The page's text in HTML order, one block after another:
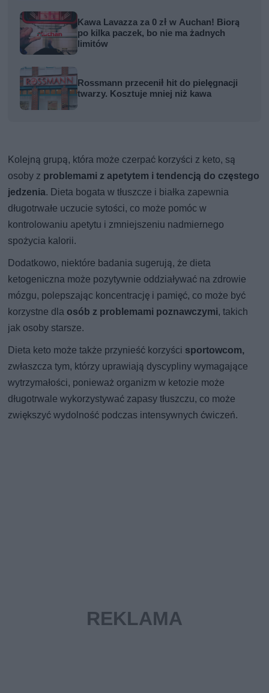
Kawa Lavazza za 0 zł w Auchan! Biorą
po kilka paczek, bo nie ma żadnych
limitów
Rossmann przecenił hit do pielęgnacji
twarzy. Kosztuje mniej niż kawa
Kolejną grupą, która może czerpać korzyści z keto, są
osoby z problemami z apetytem i tendencją do częstego
jedzenia. Dieta bogata w tłuszcze i białka zapewnia
długotrwałe uczucie sytości, co może pomóc w
kontrolowaniu apetytu i zmniejszeniu nadmiernego
spożycia kalorii.
Dodatkowo, niektóre badania sugerują, że dieta
ketogeniczna może pozytywnie oddziaływać na zdrowie
mózgu, polepszając koncentrację i pamięć, co może być
korzystne dla osób z problemami poznawczymi, takich
jak osoby starsze.
Dieta keto może także przynieść korzyści sportowcom,
zwłaszcza tym, którzy uprawiają dyscypliny wymagające
wytrzymałości, ponieważ organizm w ketozie może
długotrwale wykorzystywać zapasy tłuszczu, co może
zwiększyć wydolność podczas intensywnych ćwiczeń.